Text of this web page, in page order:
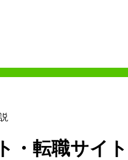
転職サイ